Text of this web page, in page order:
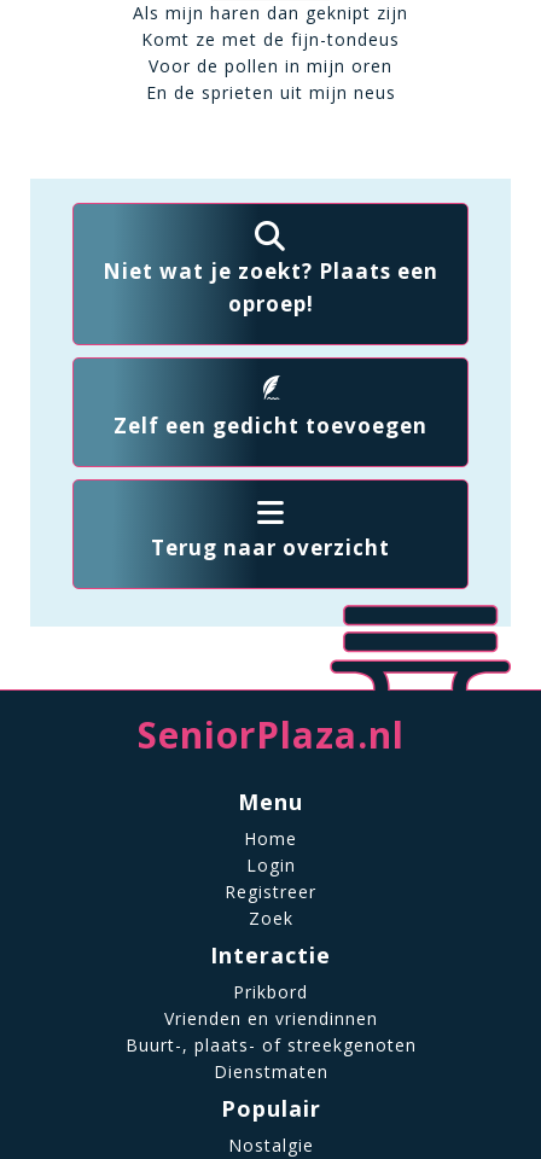
Als mijn haren dan geknipt zijn
Komt ze met de fijn-tondeus
Voor de pollen in mijn oren
En de sprieten uit mijn neus
Niet wat je zoekt? Plaats een
oproep!
Zelf een gedicht toevoegen
Terug naar overzicht
SeniorPlaza.nl
Menu
Home
Login
Registreer
Zoek
Interactie
Prikbord
Vrienden en vriendinnen
Buurt-, plaats- of streekgenoten
Dienstmaten
Populair
Nostalgie